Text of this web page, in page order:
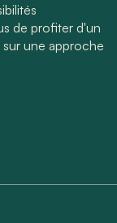
de profiter d'un
une approche